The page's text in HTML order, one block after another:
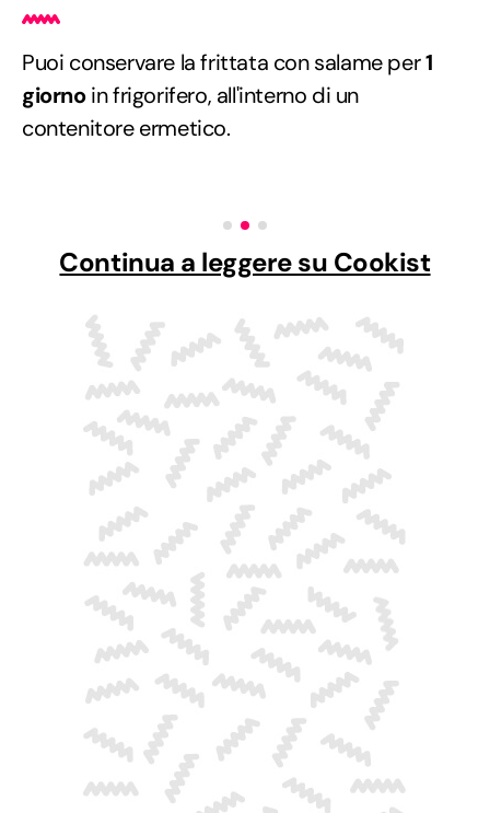
Puoi conservare la frittata con salame per1
giornoin frigorifero, all'interno di un
contenitore ermetico.
Continua a leggere su Cookist